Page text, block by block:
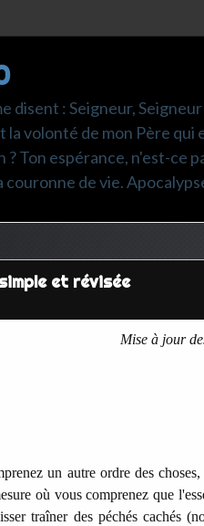
disent : Seigneur,
la volonté de mon Père
? Ton espérance, n'est-ce
couronne de vie.
et révisée
Mise à jour
un autre ordre des
où vous comprenez que
traîner des péchés cachés